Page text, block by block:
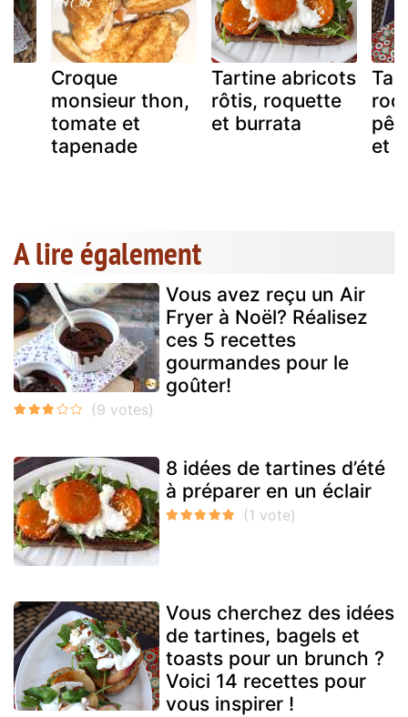
Croque
monsieur thon,
tomate et
tapenade
Tartine abricots
rôtis, roquette
et burrata
et
A lire également
Vous avez reçu un Air
Fryer à Noël? Réalisez
ces 5 recettes
gourmandes pour le
goûter!
8 idées de tartines d’été
à préparer en un éclair
Vous cherchez des idées
de tartines, bagels et
toasts pour un brunch ?
Voici 14 recettes pour
vous inspirer !